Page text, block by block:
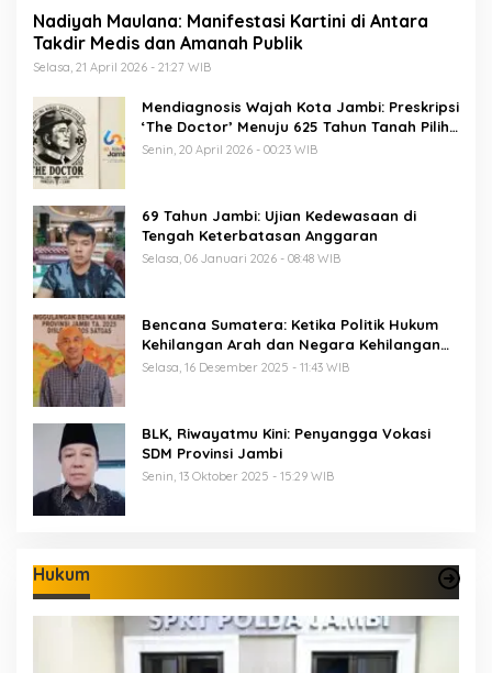
Nadiyah Maulana: Manifestasi Kartini di Antara
Takdir Medis dan Amanah Publik
Selasa, 21 April 2026 - 21:27 WIB
Mendiagnosis Wajah Kota Jambi: Preskripsi
‘The Doctor’ Menuju 625 Tahun Tanah Pilih
Pusako Batuah
Senin, 20 April 2026 - 00:23 WIB
69 Tahun Jambi: Ujian Kedewasaan di
Tengah Keterbatasan Anggaran
Selasa, 06 Januari 2026 - 08:48 WIB
Bencana Sumatera: Ketika Politik Hukum
Kehilangan Arah dan Negara Kehilangan
Keberanian
Selasa, 16 Desember 2025 - 11:43 WIB
BLK, Riwayatmu Kini: Penyangga Vokasi
SDM Provinsi Jambi
Senin, 13 Oktober 2025 - 15:29 WIB
Hukum